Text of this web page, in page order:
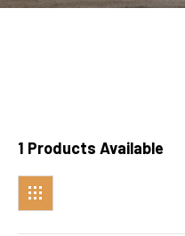
1 Products Available